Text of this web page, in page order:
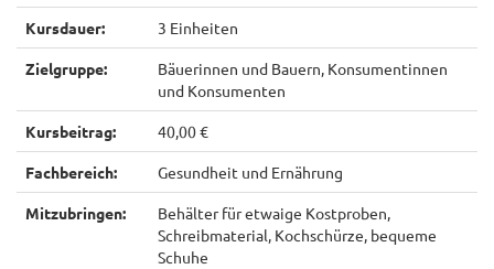
Kursdauer: 3 Einheiten
Zielgruppe:
Bäuerinnen und Bauern, Konsumentinnen
und Konsumenten
Kursbeitrag: 40,00 €
Fachbereich: Gesundheit und Ernährung
Mitzubringen:
Behälter für etwaige Kostproben,
Schreibmaterial, Kochschürze, bequeme
Schuhe